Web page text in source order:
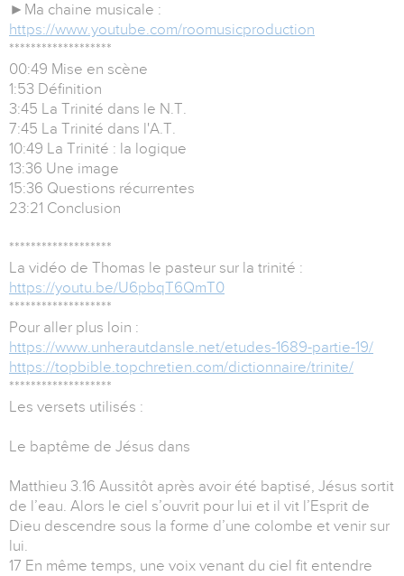
►Ma chaine musicale :
https://www.youtube.com/roomusicproduction
*******************
00:49 Mise en scène
1:53 Définition
3:45 La Trinité dans le N.T.
7:45 La Trinité dans l'A.T.
10:49 La Trinité : la logique
13:36 Une image
15:36 Questions récurrentes
23:21 Conclusion
*******************
La vidéo de Thomas le pasteur sur la trinité :
https://youtu.be/U6pbqT6QmT0
*******************
Pour aller plus loin :
https://www.unherautdansle.net/etudes-1689-partie-19/
https://topbible.topchretien.com/dictionnaire/trinite/
*******************
Les versets utilisés :
Le baptême de Jésus dans
Matthieu 3.16 Aussitôt après avoir été baptisé, Jésus sortit
de l’eau. Alors le ciel s’ouvrit pour lui et il vit l’Esprit de
Dieu descendre sous la forme d’une colombe et venir sur
lui.
17 En même temps, une voix venant du ciel fit entendre